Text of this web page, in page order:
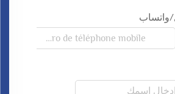
واتساب